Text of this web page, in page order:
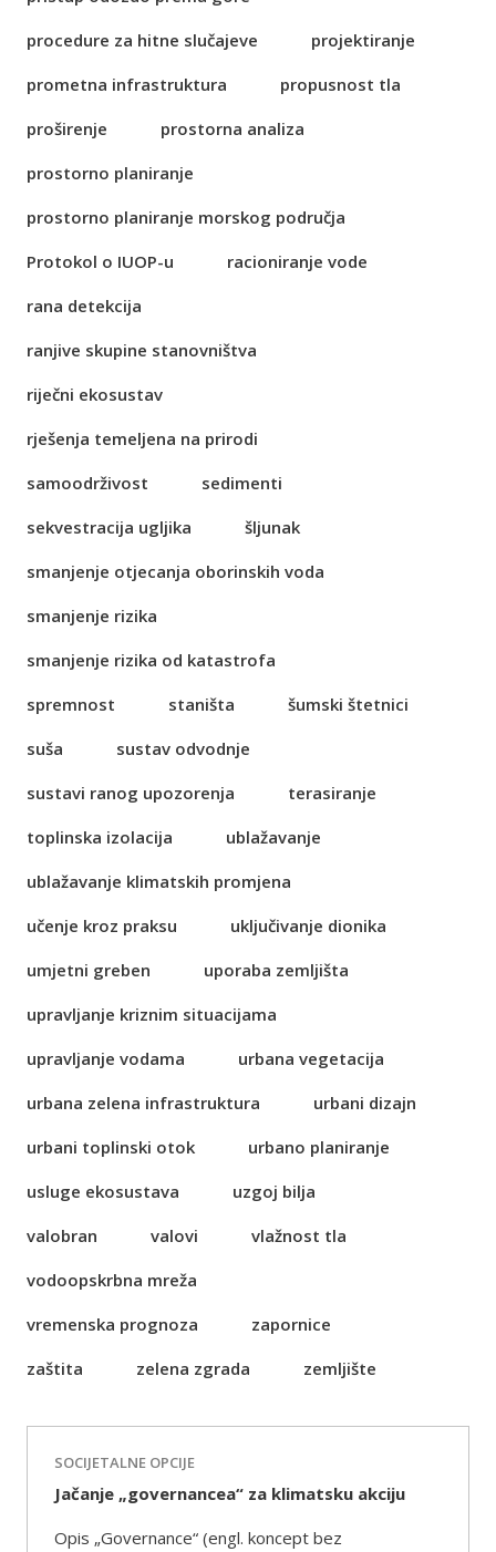
procedure za hitne slučajeve
projektiranje
prometna infrastruktura
propusnost tla
proširenje
prostorna analiza
prostorno planiranje
prostorno planiranje morskog područja
Protokol o IUOP-u
racioniranje vode
rana detekcija
ranjive skupine stanovništva
riječni ekosustav
rješenja temeljena na prirodi
samoodrživost
sedimenti
sekvestracija ugljika
šljunak
smanjenje otjecanja oborinskih voda
smanjenje rizika
smanjenje rizika od katastrofa
spremnost
staništa
šumski štetnici
suša
sustav odvodnje
sustavi ranog upozorenja
terasiranje
toplinska izolacija
ublažavanje
ublažavanje klimatskih promjena
učenje kroz praksu
uključivanje dionika
umjetni greben
uporaba zemljišta
upravljanje kriznim situacijama
upravljanje vodama
urbana vegetacija
urbana zelena infrastruktura
urbani dizajn
urbani toplinski otok
urbano planiranje
usluge ekosustava
uzgoj bilja
valobran
valovi
vlažnost tla
vodoopskrbna mreža
vremenska prognoza
zapornice
zaštita
zelena zgrada zemljište
SOCIJETALNE OPCIJE
Jačanje „governancea“ za klimatsku akciju
Opis „Governance“ (engl. koncept bez